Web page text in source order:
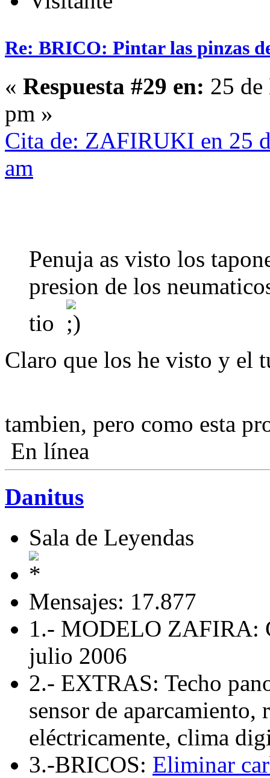
Re: BRICO: Pintar las pinzas
« Respuesta #29 en: 25
pm »
Cita de: ZAFIRUKI en 25
am
Penuja as visto los
presion de los
tio
Claro que los he visto y el
tambien, pero como esta
En línea
Danitus
Sala de Leyendas
Mensajes: 17.877
1.- MODELO ZAFIRA:
julio 2006
2.- EXTRAS: Techo
sensor de aparcamiento,
eléctricamente, clima
3.-BRICOS: Eliminar